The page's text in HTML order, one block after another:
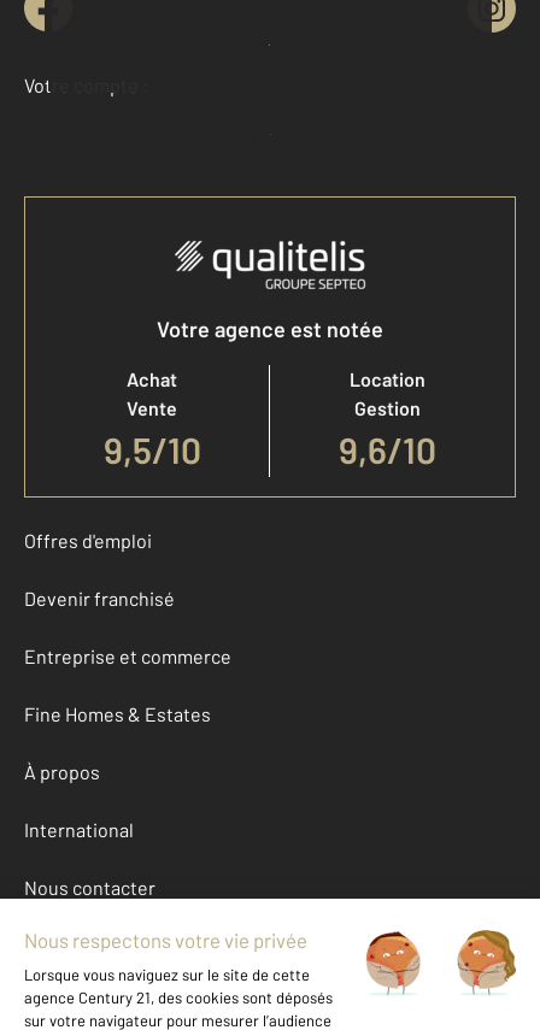
Demander une estimation
Votre compte :
Accéder à mon compte
Votre agence est notée
Achat
Vente
9,5/10
Location
Gestion
9,6/10
Offres d'emploi
Devenir franchisé
Entreprise et commerce
Fine Homes & Estates
À propos
International
Nous contacter
Mentions légales & CGU et Barèmes d'honoraires
Données personnelles